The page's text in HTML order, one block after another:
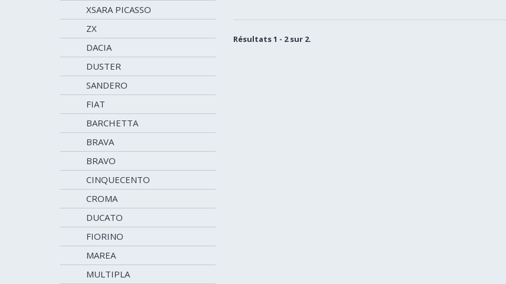
XSARA PICASSO
ZX
DACIA
DUSTER
SANDERO
FIAT
BARCHETTA
BRAVA
BRAVO
CINQUECENTO
CROMA
DUCATO
FIORINO
MAREA
MULTIPLA
Résultats 1 - 2 sur 2.